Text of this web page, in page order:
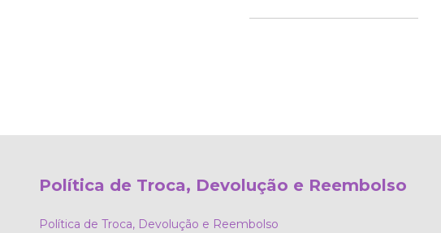
Política de Troca, Devolução e Reembolso
Política de Troca, Devolução e Reembolso